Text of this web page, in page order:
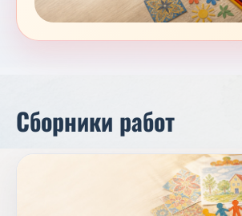
Сборники работ